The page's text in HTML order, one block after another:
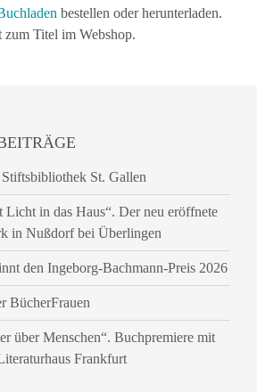
bestellen oder herunterladen.
Titel im Webshop.
St. Gallen
Licht in das Haus“. Der neu eröffnete
in Nußdorf bei Überlingen
den Ingeborg-Bachmann-Preis 2026
BücherFrauen
über Menschen“. Buchpremiere mit
Frankfurt